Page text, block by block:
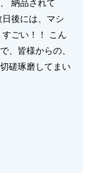
納品されて
後には、マシ
ごい！！ こん
、皆様からの、
磋琢磨してまい